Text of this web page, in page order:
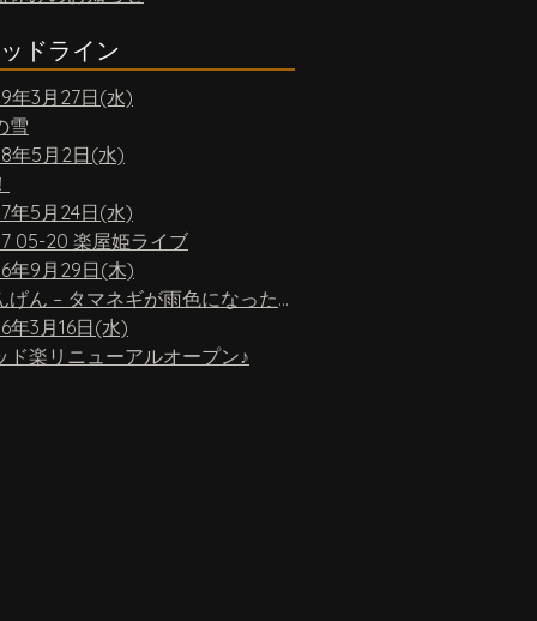
ドライン
年3月27日(水)
雪
年5月2日(水)
年5月24日(水)
05-20 楽屋姫ライブ
年9月29日(木)
ちんげん – タマネギが雨色になったら
年3月16日(水)
ド楽リニューアルオープン♪